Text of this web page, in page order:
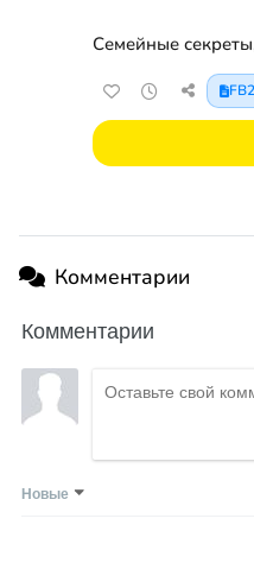
Семейные
FB2
Комментарии
Комментарии
Новые